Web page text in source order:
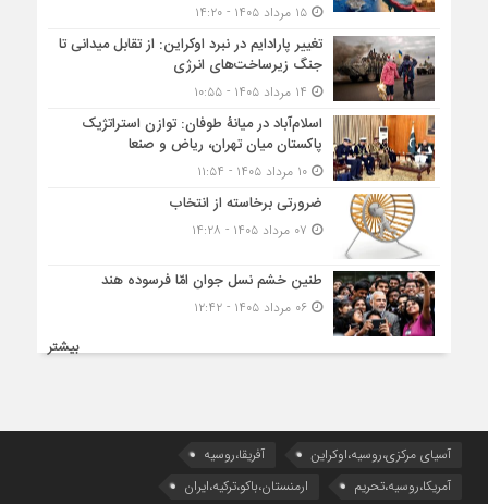
۱۵ مرداد ۱۴۰۵ - ۱۴:۲۰
تغییر پارادایم در نبرد اوکراین: از تقابل میدانی تا
جنگ زیرساخت‌های انرژی
اسلام‌آباد در میانۀ طوفان: توازن استراتژیک
پاکستان میان تهران، ریاض و صنعا
۱۰ مرداد ۱۴۰۵ - ۱۱:۵۴
ضرورتی برخاسته از انتخاب
طنین خشم نسل جوان امّا فرسوده هند
۰۶ مرداد ۱۴۰۵ - ۱۲:۴۲
بیشتر
آسیای مرکزی،روسیه،اوکراین
آفریقا،روسیه
آمریکا،روسیه،تحریم
ارمنستان،باکو،ترکیه،ایران